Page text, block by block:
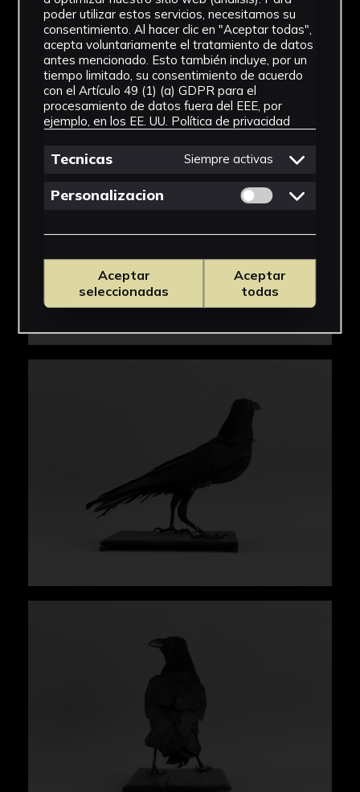
poder utilizar estos servicios, necesitamos su
consentimiento. Al hacer clic en "Aceptar todas",
acepta voluntariamente el tratamiento de datos
antes mencionado. Esto también incluye, por un
tiempo limitado, su consentimiento de acuerdo
con el Artículo 49 (1) (a) GDPR para el
procesamiento de datos fuera del EEE, por
ejemplo, en los EE. UU. Política de privacidad
Tecnicas Siempre activas
Personalizacion Permitir cookies
Aceptar
seleccionadas
Aceptar
todas